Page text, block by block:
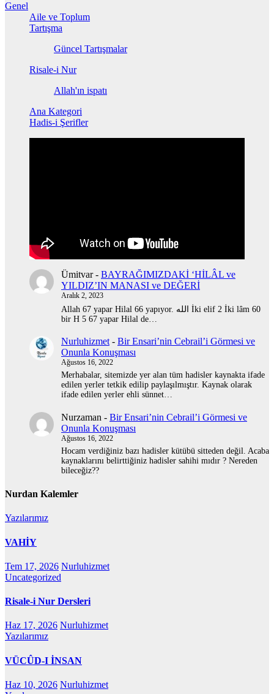
Genel
Aile ve Toplum
Tartışma
Güncel Tartışmalar
Risale-i Nur
Allah'ın ispatı
Ana Kategori
Hadis-i Şerifler
Ümitvar- BAYRAĞIMIZDAKİ ‘HİLÂL ve
YILDIZ’IN MANASI ve DEĞERİ
Aralık 2, 2023
Allah 67 yapar Hilal 66 yapıyor. الله İki elif 2 İki lâm 60
bir H 5 67 yapar Hilal de…
Nurluhizmet - Bir Ensari’nin Cebrail’i Görmesi ve
Onunla Konuşması
Ağustos 16, 2022
Merhabalar, sitemizde yer alan tüm hadisler kaynakta ifade
edilen yerler tetkik edilip paylaşılmıştır. Kaynak olarak
ifade edilen yerler ehli sünnet…
Nurzaman - Bir Ensari’nin Cebrail’i Görmesi ve
Onunla Konuşması
Ağustos 16, 2022
Hocam verdiğiniz bazı hadisler kütübü sitteden değil. Acaba
kaynaklarını belirttiğiniz hadisler sahihi mıdır ? Nereden
bileceğiz??
Nurdan Kalemler
Yazılarımız
VAHİY
Tem 17, 2026 Nurluhizmet
Uncategorized
Risale-i Nur Dersleri
Haz 17, 2026 Nurluhizmet
Yazılarımız
VÜCÛD-I İNSAN
Haz 10, 2026 Nurluhizmet